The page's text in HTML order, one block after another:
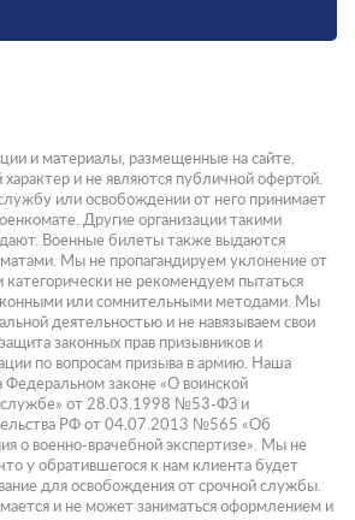
и материалы, размещенные на сайте,
и не являются публичной офертой.
или освобождении от него принимает
Другие организации такими
Военные билеты также выдаются
Мы не пропагандируем уклонение от
категорически не рекомендуем пытаться
или сомнительными методами. Мы
деятельностью и не навязываем свои
законных прав призывников и
по вопросам призыва в армию. Наша
Федеральном законе «О воинской
службе» от 28.03.1998 №53-ФЗ и
РФ от 04.07.2013 №565 «Об
о военно-врачебной экспертизе». Мы не
у обратившегося к нам клиента будет
для освобождения от срочной службы.
и не может заниматься оформлением и